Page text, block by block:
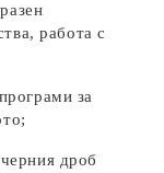
работа с
за
дроб